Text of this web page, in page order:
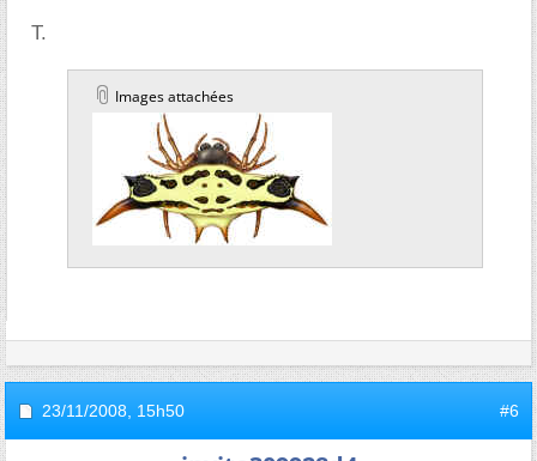
T.
Images attachées
23/11/2008, 15h50 #6